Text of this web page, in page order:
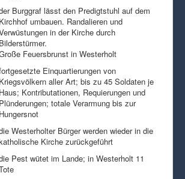
Burggraf lässt den Predigtstuhl auf dem
Kirchhof umbauen. Randalieren und
in der Kirche durch
Bilderstürmer.
Feuersbrunst in Westerholt
Einquartierungen von
Kriegsvölkern aller Art; bis zu 45 Soldaten je
Haus; Kontributationen, Requierungen und
Plünderungen; totale Verarmung bis zur
Hungersnot
Westerholter Bürger werden wieder in die
Kirche zurückgeführt
Pest wütet im Lande; in Westerholt 11